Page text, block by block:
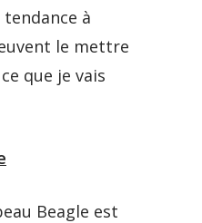
à
le mettre
que je vais
Beagle est